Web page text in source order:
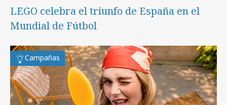
LEGO celebra el triunfo de España en el
Mundial de Fútbol
Campañas